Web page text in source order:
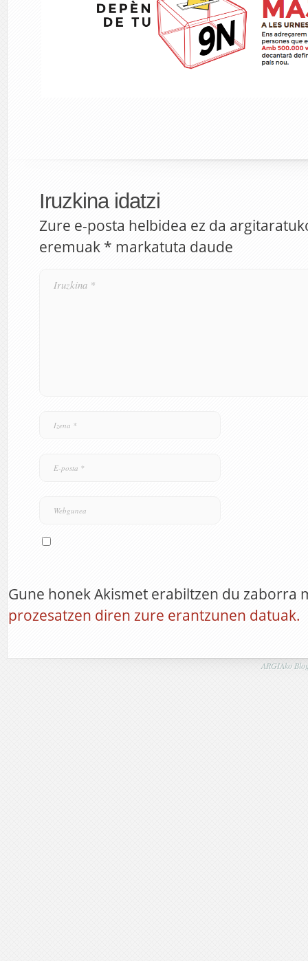
Iruzkina idatzi
Zure e-posta helbidea ez da
eremuak * markatuta daude
Gune honek Akismet erabiltzen du zaborra
prozesatzen diren zure erantzunen datuak.
ARGIAko